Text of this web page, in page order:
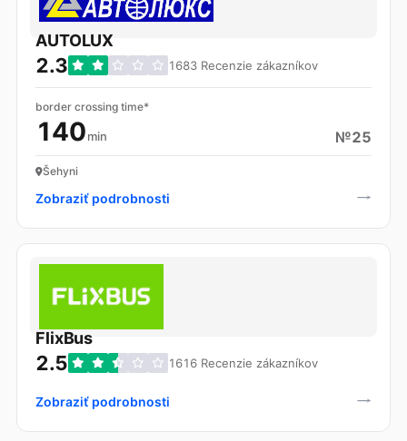
AUTOLUX
2.3 1683 Recenzie zákazníkov
border crossing time*
140min №25
Šehyni
Zobraziť podrobnosti
FlixBus
2.5 1616 Recenzie zákazníkov
Zobraziť podrobnosti